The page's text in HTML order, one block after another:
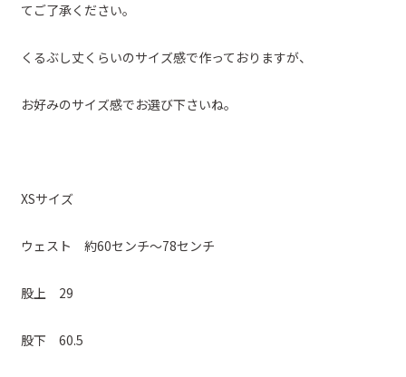
てご了承ください。
くるぶし丈くらいのサイズ感で作っておりますが、
お好みのサイズ感でお選び下さいね。
XSサイズ
ウェスト 約60センチ～78センチ
股上 29
股下 60.5